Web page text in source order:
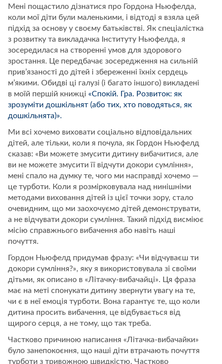
Мені пощастило дізнатися про Гордона Ньюфелда,
коли мої діти були маленькими, і відтоді я взяла цей
підхід за основу у своєму батьківстві. Як спеціалістка
з розвитку та викладачка Інституту Ньюфелда, я
зосередилася на створенні умов для здорового
зростання. Це передбачає зосередження на сильній
прив’язаності до дітей і збереженні їхніх сердець
м’якими. Обидві ці галузі (і багато іншого) викладені
в моїй першій книжці «Спокій. Гра. Розвиток: як
зрозуміти дошкільнят (або тих, хто поводяться, як
дошкільнята)».
Ми всі хочемо виховати соціально відповідальних
дітей, але тільки, коли я почула, як Гордон Ньюфелд
сказав: «Ви можете змусити дитину вибачитися, але
ви не можете змусити її відчути докори сумління»,
мені спало на думку те, чого ми насправді хочемо —
це турботи. Коли я розмірковувала над нинішніми
методами виховання дітей із цієї точки зору, стало
очевидним, що ми заохочуємо дітей демонструвати,
а не відчувати докори сумління. Такий підхід висміює
місію справжнього вибачення або навіть наші
почуття.
Гордон Ньюфелд придумав фразу: «Чи відчуваєш ти
докори сумління?», яку я використовувала зі своїми
дітьми, як описано в «Літачку-вибачайці». Ця фраза
має на меті спонукати дитину звернути увагу на те,
чи є в неї емоція турботи. Вона гарантує те, що коли
дитина просить вибачення, це відбувається від
щирого серця, а не тому, що так треба.
Частково причиною написання «Літачка-вибачайки»
було занепокоєння, що наші діти втрачають почуття
турботи з тривожною швидкістю. Частково